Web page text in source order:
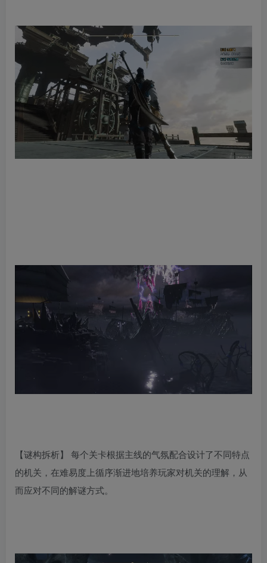
【谜构拆析】 每个关卡根据主线的气氛配合设计了不同特点
的机关，在难易度上循序渐进地培养玩家对机关的理解，从
而应对不同的解谜方式。